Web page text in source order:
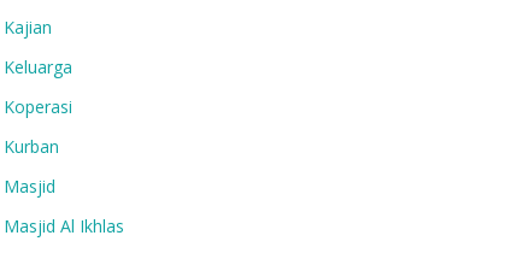
Kajian
Keluarga
Koperasi
Kurban
Masjid
Masjid Al Ikhlas